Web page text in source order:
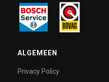
ALGEMEEN
Privacy Policy